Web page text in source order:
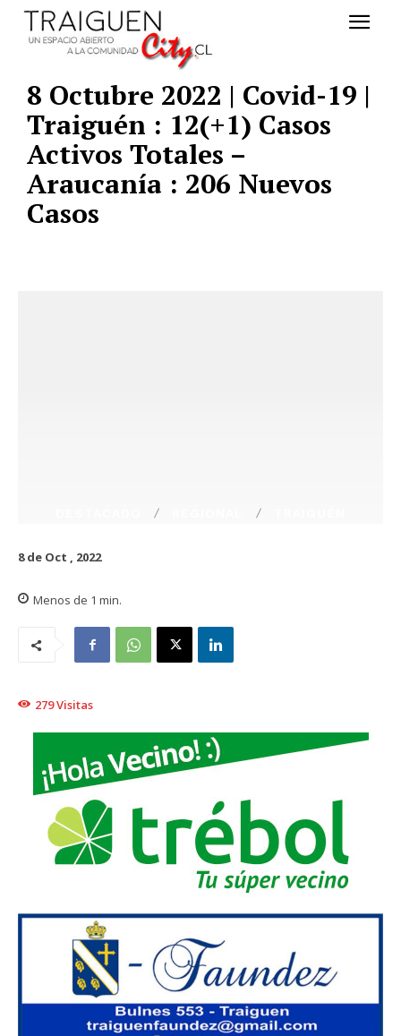
8 Octubre 2022 | Covid-19 |
Traiguén : 12(+1) Casos
Activos Totales –
Araucanía : 206 Nuevos
Casos
8 de Oct , 2022
Menos de 1 min.
279Visitas